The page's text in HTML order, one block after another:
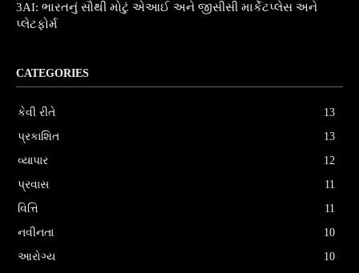
3AI: ભારતનું સૌથી મોટું એઆઈ અને જીસીસી માર્કેટપ્લેસ અને
પ્લેટફોર્મ
CATEGORIES
કેવી રીતે
13
પ્રકાશિત
13
વ્યાપાર
12
પ્રવાસ
11
વિત્તિ
11
નવીનતા
10
આરોગ્ય
10